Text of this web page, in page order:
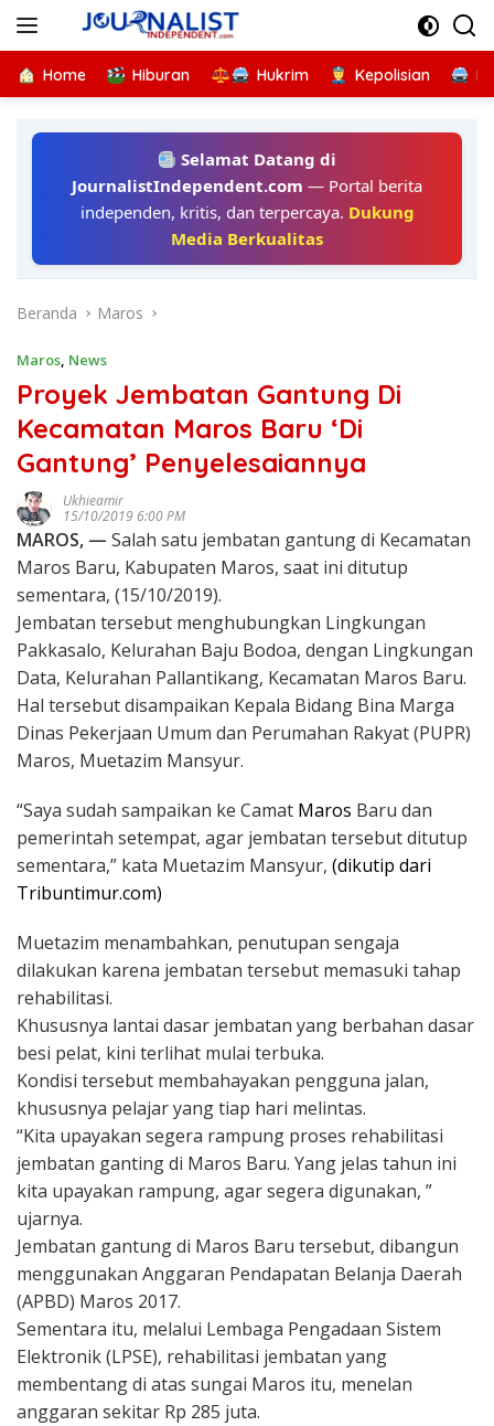
Home Hiburan Hukrim Kepolisian
Selamat Datang di
JournalistIndependent.com — Portal berita
independen, kritis, dan terpercaya. Dukung
Media Berkualitas
Beranda Maros
Maros, News
Proyek Jembatan Gantung Di
Kecamatan Maros Baru ‘Di
Gantung’ Penyelesaiannya
Ukhieamir
15/10/2019 6:00 PM
MAROS, — Salah satu jembatan gantungdi Kecamatan
Maros Baru, Kabupaten Maros, saat ini ditutup
sementara, (15/10/2019).
Jembatan tersebut menghubungkan Lingkungan
Pakkasalo, Kelurahan Baju Bodoa, dengan Lingkungan
Data, Kelurahan Pallantikang, Kecamatan Maros Baru.
Hal tersebut disampaikan Kepala Bidang Bina Marga
Dinas Pekerjaan Umum dan Perumahan Rakyat (PUPR)
Maros, Muetazim Mansyur.
“Saya sudah sampaikan ke Camat Maros Baru dan
pemerintah setempat, agar jembatan tersebut ditutup
sementara,” kata Muetazim Mansyur, (dikutip dari
Tribuntimur.com)
Muetazim menambahkan, penutupan sengaja
dilakukan karena jembatan tersebut memasuki tahap
rehabilitasi.
Khususnya lantai dasar jembatan yang berbahan dasar
besi pelat, kini terlihat mulai terbuka.
Kondisi tersebut membahayakan pengguna jalan,
khususnya pelajar yang tiap hari melintas.
“Kita upayakan segera rampung proses rehabilitasi
jembatan ganting di Maros Baru. Yang jelas tahun ini
kita upayakan rampung, agar segera digunakan, ”
ujarnya.
Jembatan gantung di Maros Baru tersebut, dibangun
menggunakan Anggaran Pendapatan Belanja Daerah
(APBD) Maros 2017.
Sementara itu, melalui Lembaga Pengadaan Sistem
Elektronik (LPSE), rehabilitasi jembatan yang
membentang di atas sungai Maros itu, menelan
anggaran sekitar Rp 285 juta.